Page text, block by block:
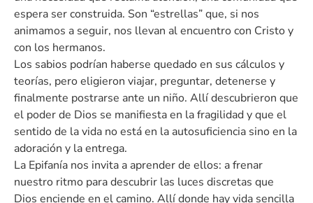
espera ser construida. Son “estrellas” que, si nos
animamos a seguir, nos llevan al encuentro con Cristo y
con los hermanos.
Los sabios podrían haberse quedado en sus cálculos y
teorías, pero eligieron viajar, preguntar, detenerse y
finalmente postrarse ante un niño. Allí descubrieron que
el poder de Dios se manifiesta en la fragilidad y que el
sentido de la vida no está en la autosuficiencia sino en la
adoración y la entrega.
La Epifanía nos invita a aprender de ellos: a frenar
nuestro ritmo para descubrir las luces discretas que
Dios enciende en el camino. Allí donde hay vida sencilla